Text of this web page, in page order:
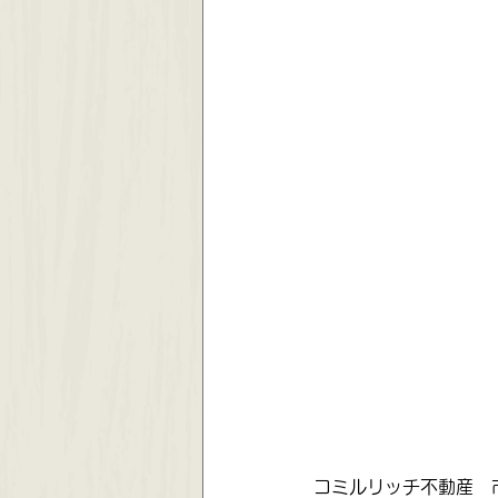
コミルリッチ不動産　